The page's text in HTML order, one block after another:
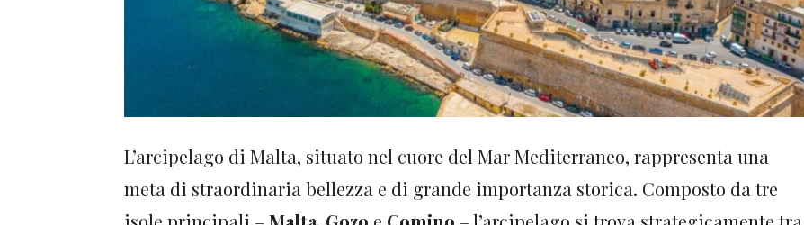
L’arcipelago di Malta, situato nel cuore del Mar Mediterraneo, rappresenta una
meta di straordinaria bellezza e di grande importanza storica. Composto da tre